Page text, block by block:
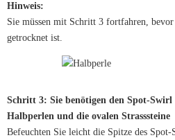
Hinweis:
Sie müssen mit Schritt 3 fortfahren,
getrocknet ist.
Schritt 3: Sie benötigen den Spot-Swirl
Halbperlen und die ovalen Strasssteine
Befeuchten Sie leicht die Spitze des Spot-